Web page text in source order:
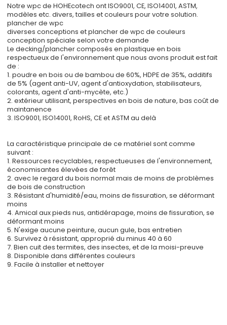
Notre wpc de HOHEcotech ont ISO9001, CE, ISO14001, ASTM,
modèles etc. divers, tailles et couleurs pour votre solution.
plancher de wpc
diverses conceptions et plancher de wpc de couleurs
conception spéciale selon votre demande
Le decking/plancher composés en plastique en bois
respectueux de l'environnement que nous avons produit est fait
de :
1. poudre en bois ou de bambou de 60%, HDPE de 35%, additifs
de 5% (agent anti-UV, agent d'antioxydation, stabilisateurs,
colorants, agent d'anti-mycète, etc.)
2. extérieur utilisant, perspectives en bois de nature, bas coût de
maintanence
3. ISO9001, ISO14001, RoHS, CE et ASTM au delà
La caractéristique principale de ce matériel sont comme
suivant :
1. Ressources recyclables, respectueuses de l'environnement,
économisantes élevées de forêt
2. avec le regard du bois normal mais de moins de problèmes
de bois de construction
3. Résistant d'humidité/eau, moins de fissuration, se déformant
moins
4. Amical aux pieds nus, antidérapage, moins de fissuration, se
déformant moins
5. N'exige aucune peinture, aucun gule, bas entretien
6. Survivez à résistant, approprié du minus 40 à 60
7. Bien cuit des termites, des insectes, et de la moisi-preuve
8. Disponible dans différentes couleurs
9. Facile à installer et nettoyer